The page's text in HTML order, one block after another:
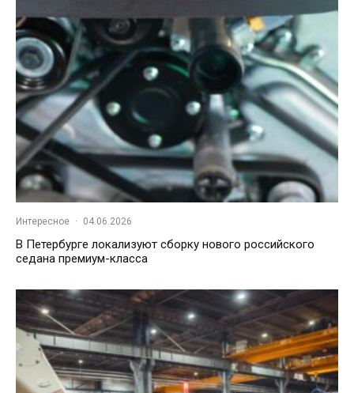
Интересное · 04.06.2026
В Петербурге локализуют сборку нового российского
седана премиум-класса